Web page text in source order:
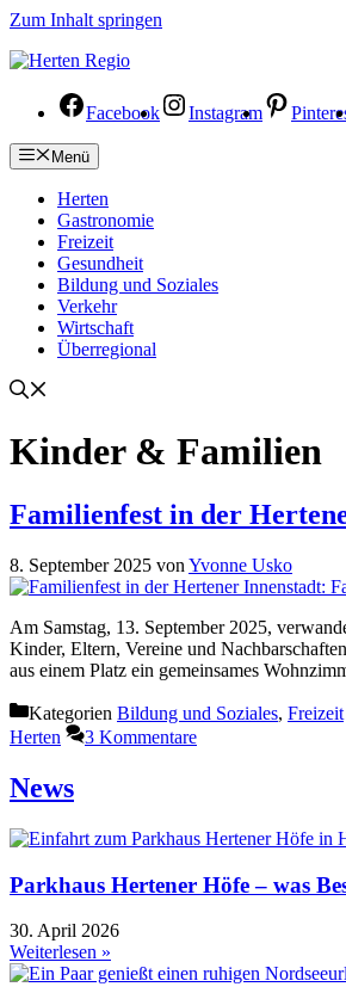
Zum Inhalt springen
Facebook Instagram
Menü
Herten
Gastronomie
Freizeit
Gesundheit
Bildung und Soziales
Verkehr
Wirtschaft
Überregional
Kinder & Familien
Familienfest in der
8. September 2025 von Yvonne Usko
Am Samstag, 13. September 2025,
Kinder, Eltern, Vereine und
aus einem Platz ein gemeinsames
Kategorien Bildung und Soziales, Freizeit
Herten
3 Kommentare
News
Parkhaus Hertener Höfe – was
30. April 2026
Weiterlesen »